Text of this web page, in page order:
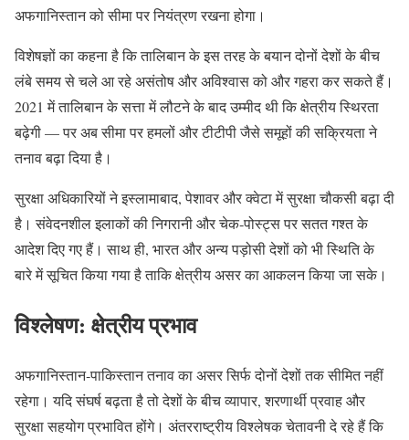
अफगानिस्तान को सीमा पर नियंत्रण रखना होगा।
विशेषज्ञों का कहना है कि तालिबान के इस तरह के बयान दोनों देशों के बीच
लंबे समय से चले आ रहे असंतोष और अविश्वास को और गहरा कर सकते हैं।
2021 में तालिबान के सत्ता में लौटने के बाद उम्मीद थी कि क्षेत्रीय स्थिरता
बढ़ेगी — पर अब सीमा पर हमलों और टीटीपी जैसे समूहों की सक्रियता ने
तनाव बढ़ा दिया है।
सुरक्षा अधिकारियों ने इस्लामाबाद, पेशावर और क्वेटा में सुरक्षा चौकसी बढ़ा दी
है। संवेदनशील इलाकों की निगरानी और चेक‑पोस्ट्स पर सतत गश्त के
आदेश दिए गए हैं। साथ ही, भारत और अन्य पड़ोसी देशों को भी स्थिति के
बारे में सूचित किया गया है ताकि क्षेत्रीय असर का आकलन किया जा सके।
विश्लेषण: क्षेत्रीय प्रभाव
अफगानिस्तान‑पाकिस्तान तनाव का असर सिर्फ दोनों देशों तक सीमित नहीं
रहेगा। यदि संघर्ष बढ़ता है तो देशों के बीच व्यापार, शरणार्थी प्रवाह और
सुरक्षा सहयोग प्रभावित होंगे। अंतरराष्ट्रीय विश्लेषक चेतावनी दे रहे हैं कि